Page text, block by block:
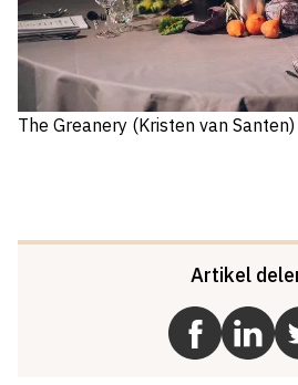
The Greanery (Kristen van Santen)
Artikel